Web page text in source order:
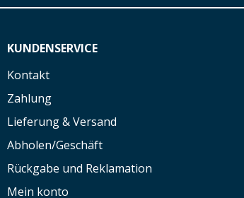
KUNDENSERVICE
Kontakt
Zahlung
Lieferung & Versand
Abholen/Geschäft
Rückgabe und Reklamation
Mein konto